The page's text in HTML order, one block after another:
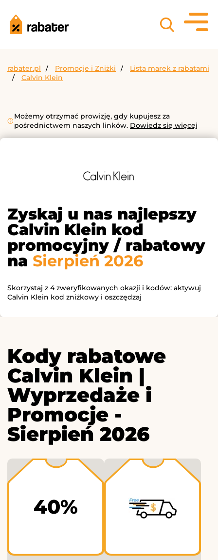
rabater.pl Promocje i Zniżki
Lista marek z rabatami
Calvin Klein
Możemy otrzymać prowizję, gdy kupujesz za
pośrednictwem naszych linków. Dowiedz się więcej
Zyskaj u nas najlepszy
Calvin Klein kod
promocyjny / rabatowy
na Sierpień 2026
Skorzystaj z 4 zweryfikowanych okazji i kodów: aktywuj
Calvin Klein kod zniżkowy i oszczędzaj
Kody rabatowe
Calvin Klein |
Wyprzedaże i
Promocje -
Sierpień 2026
40%